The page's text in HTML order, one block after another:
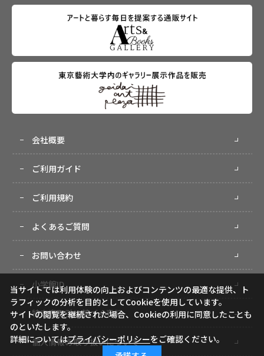
会社概要
ご利用ガイド
ご利用規約
よくあるご質問
お問い合わせ
小学館ID
特定商取引に基づく表記
個人情報の取り扱いについて
当サイトでは利用体験の向上およびコンテンツの最適な提供、ト
ラフィックの分析を目的としてCookieを使用しています。
サイトの閲覧を継続された場合、Cookieの利用に同意したことも
のといたします。
詳細についてはプライバシーポリシーをご確認ください。